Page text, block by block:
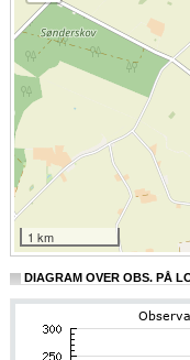
1 km
DIAGRAM OVER OBS. PÅ